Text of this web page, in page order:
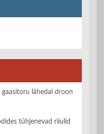
gaasitoru lähedal droon
tühjenevad riiulid